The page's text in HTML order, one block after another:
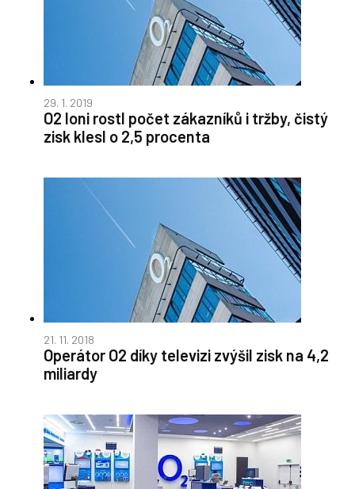
29. 1. 2019
O2 loni rostl počet zákazníků i tržby, čistý
zisk klesl o 2,5 procenta
21. 11. 2018
Operátor O2 díky televizi zvýšil zisk na 4,2
miliardy